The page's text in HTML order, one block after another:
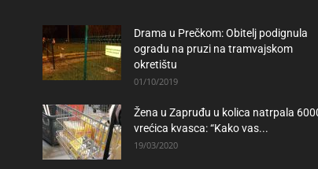
Drama u Prečkom: Obitelj podignula
ogradu na pruzi na tramvajskom
okretištu
01/10/2019
Žena u Zapruđu u kolica natrpala
vrećica kvasca: “Kako vas...
19/03/2020